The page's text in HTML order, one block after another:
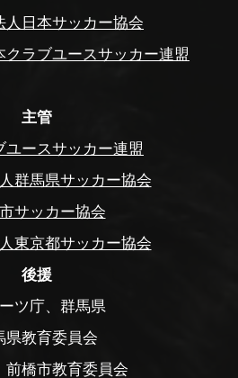
人日本サッカー協会
クラブユースサッカー連盟
主管
ユースサッカー連盟
群馬県サッカー協会
サッカー協会
東京都サッカー協会
後援
ツ庁、群馬県
県教育委員会
前橋市教育委員会